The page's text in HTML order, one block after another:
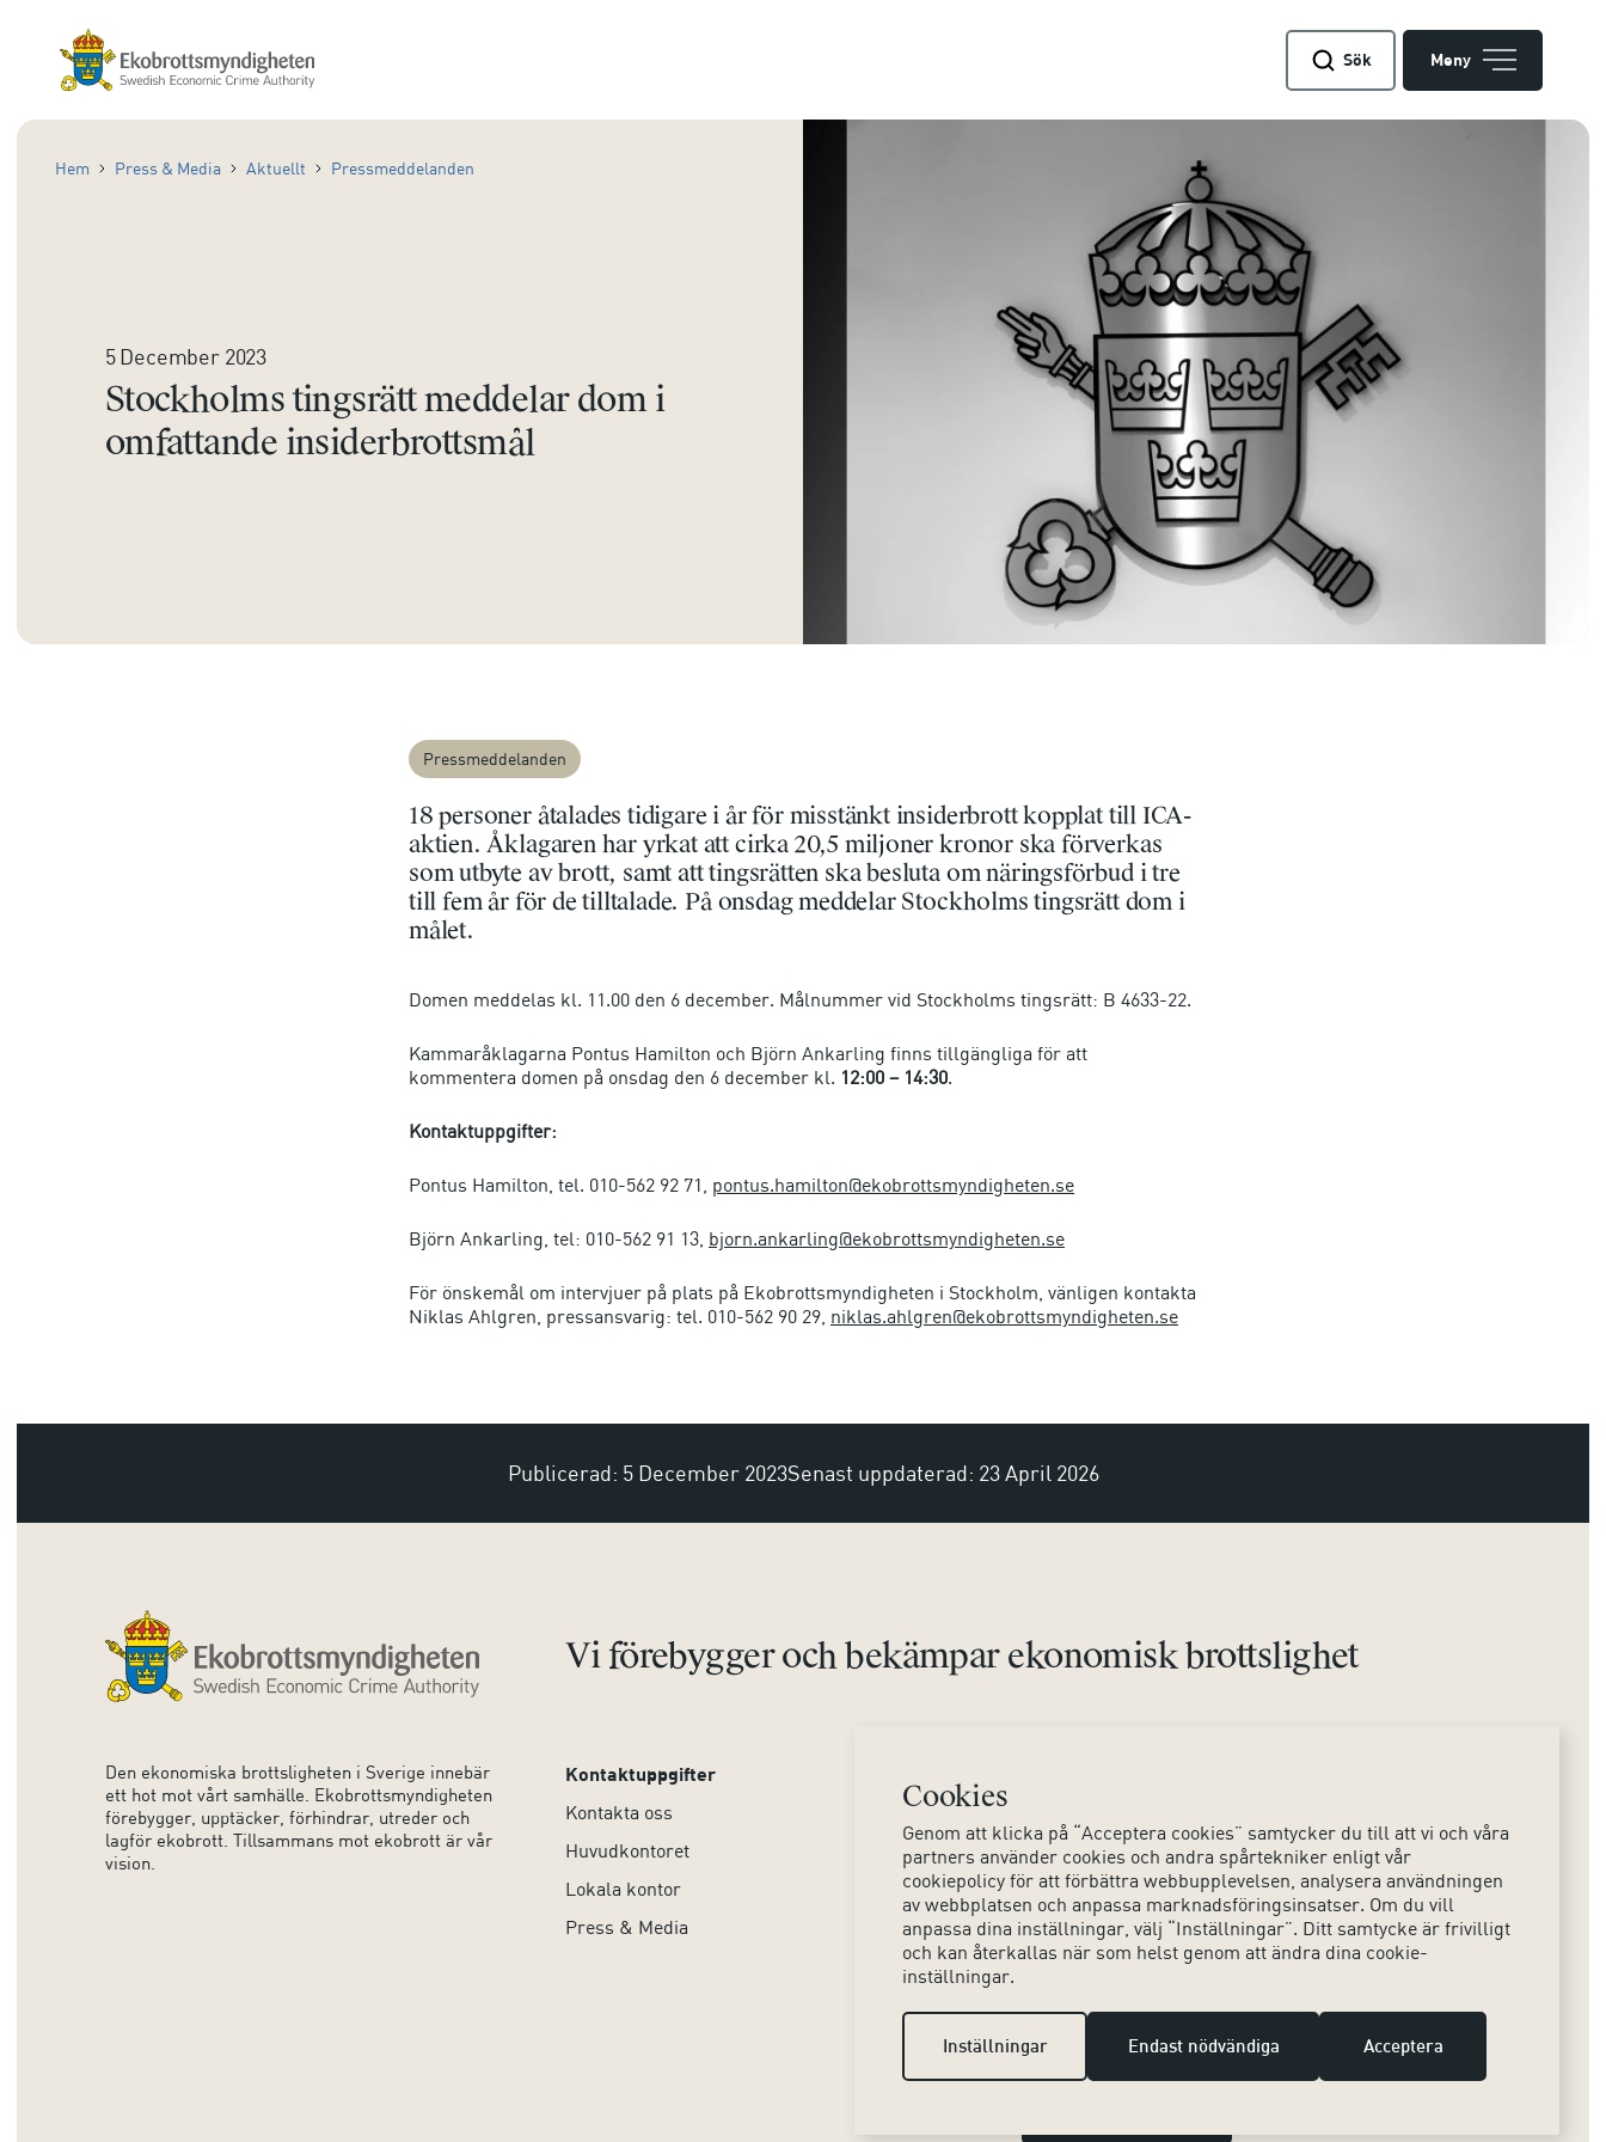
Cookies
Genom att klicka på “Acceptera cookies” samtycker du till att vi och våra
partners använder cookies och andra spårtekniker enligt vår
cookiepolicy för att förbättra webbupplevelsen, analysera användningen
av webbplatsen och anpassa marknadsföringsinsatser. Om du vill
anpassa dina inställningar, välj “Inställningar”. Ditt samtycke är frivilligt
och kan återkallas när som helst genom att ändra dina cookie-
inställningar.
Inställningar Endast nödvändiga Acceptera
Sök Meny
Hem Press & Media Aktuellt Pressmeddelanden
5 December 2023
Stockholms tingsrätt meddelar dom i
omfattande insiderbrottsmål
Pressmeddelanden
18 personer åtalades tidigare i år för misstänkt insiderbrott kopplat till ICA-
aktien. Åklagaren har yrkat att cirka 20,5 miljoner kronor ska förverkas
som utbyte av brott, samt att tingsrätten ska besluta om näringsförbud i tre
till fem år för de tilltalade. På onsdag meddelar Stockholms tingsrätt dom i
målet.
Domen meddelas kl. 11.00 den 6 december. Målnummer vid Stockholms tingsrätt: B 4633-22.
Kammaråklagarna Pontus Hamilton och Björn Ankarling finns tillgängliga för att
kommentera domen på onsdag den 6 december kl. 12:00 – 14:30.
Kontaktuppgifter:
Pontus Hamilton, tel. 010-562 92 71, pontus.hamilton@ekobrottsmyndigheten.se
Björn Ankarling, tel: 010-562 91 13, bjorn.ankarling@ekobrottsmyndigheten.se
För önskemål om intervjuer på plats på Ekobrottsmyndigheten i Stockholm, vänligen kontakta
Niklas Ahlgren, pressansvarig: tel. 010-562 90 29, niklas.ahlgren@ekobrottsmyndigheten.se
Publicerad: 5 December 2023Senast uppdaterad: 23 April 2026
Vi förebygger och bekämpar ekonomisk brottslighet
Den ekonomiska brottsligheten i Sverige innebär
ett hot mot vårt samhälle. Ekobrottsmyndigheten
förebygger, upptäcker, förhindrar, utreder och
lagför ekobrott. Tillsammans mot ekobrott är vår
vision.
Kontaktuppgifter
Kontakta oss
Huvudkontoret
Lokala kontor
Press & Media
Tillgänglighet webbplats
Hjälpmedel
Dina personuppgifter
Om kakor (cookies)
LinkedIn
X